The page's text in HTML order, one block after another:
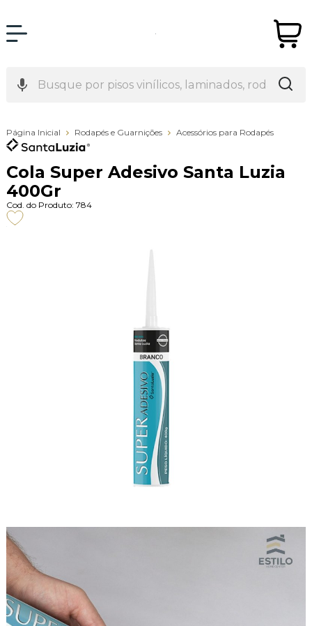
Página Inicial Rodapés e Guarnições Acessórios para Rodapés
Cola Super Adesivo Santa Luzia
400Gr
Cod. do Produto: 784